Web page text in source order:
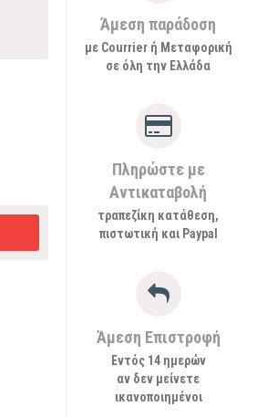
Άμεση παράδοση
με Courrier ή Μεταφορική
σε όλη την Ελλάδα
Πληρώστε με
Αντικαταβολή
τραπεζίκη κατάθεση,
πιστωτική και Paypal
Άμεση Επιστροφή
Εντός 14 ημερών
αν δεν μείνετε
ικανοποιημένοι